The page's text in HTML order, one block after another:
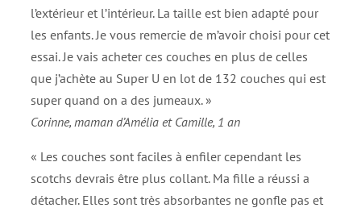
l’extérieur et l’intérieur. La taille est bien adapté pour
les enfants. Je vous remercie de m’avoir choisi pour cet
essai. Je vais acheter ces couches en plus de celles
que j’achète au Super U en lot de 132 couches qui est
super quand on a des jumeaux. »
Corinne, maman d’Amélia et Camille, 1 an
« Les couches sont faciles à enfiler cependant les
scotchs devrais être plus collant. Ma fille a réussi a
détacher. Elles sont très absorbantes ne gonfle pas et